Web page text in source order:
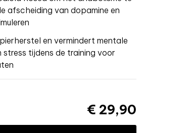
afscheiding van dopamine en
en vermindert mentale
stress tijdens de training voor
€ 29,90